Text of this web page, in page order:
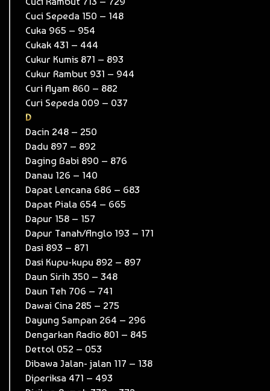
Cuci Sepeda 150 – 148
Cuka 965 – 954
Cukak 431 – 444
Cukur Kumis 871 – 893
Cukur Rambut 931 – 944
Curi Ayam 860 – 882
Curi Sepeda 009 – 037
D
Dacin 248 – 250
Dadu 897 – 892
Daging Babi 890 – 876
Danau 126 – 140
Dapat Lencana 686 – 683
Dapat Piala 654 – 665
Dapur 158 – 157
Dapur Tanah/Anglo 193 – 171
Dasi 893 – 871
Dasi Kupu-kupu 892 – 897
Daun Sirih 350 – 348
Daun Teh 706 – 741
Dawai Cina 285 – 275
Dayung Sampan 264 – 296
Dengarkan Radio 801 – 845
Dettol 052 – 053
Dibawa Jalan- jalan 117 – 138
Diperiksa 471 – 493